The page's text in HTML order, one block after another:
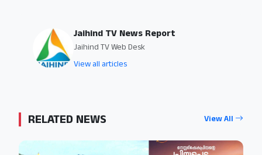
Jaihind TV News Report
Jaihind TV Web Desk
View all articles
RELATED NEWS View All